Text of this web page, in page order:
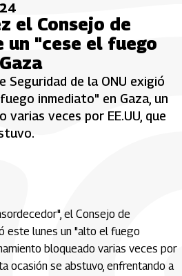
el Consejo de
un "cese el fuego
Seguridad de la ONU exigió
inmediato" en Gaza, un
varias veces por EE.UU, que
el Consejo de
este lunes un "alto el fuego
bloqueado varias veces por
ocasión se abstuvo, enfrentando a